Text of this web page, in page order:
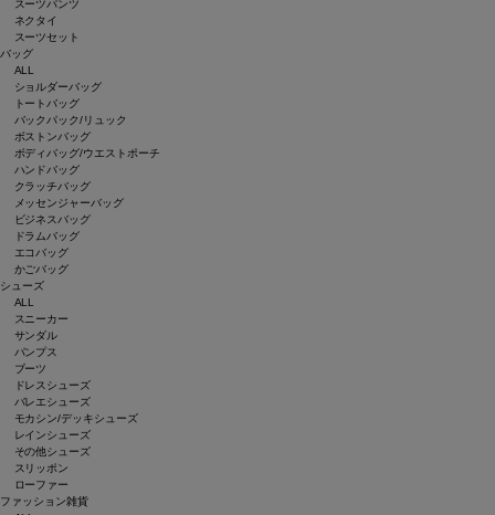
スーツパンツ
ネクタイ
スーツセット
バッグ
ALL
ショルダーバッグ
トートバッグ
バックパック/リュック
ボストンバッグ
ボディバッグ/ウエストポーチ
ハンドバッグ
クラッチバッグ
メッセンジャーバッグ
ビジネスバッグ
ドラムバッグ
エコバッグ
かごバッグ
シューズ
ALL
スニーカー
サンダル
パンプス
ブーツ
ドレスシューズ
バレエシューズ
モカシン/デッキシューズ
レインシューズ
その他シューズ
スリッポン
ローファー
ファッション雑貨